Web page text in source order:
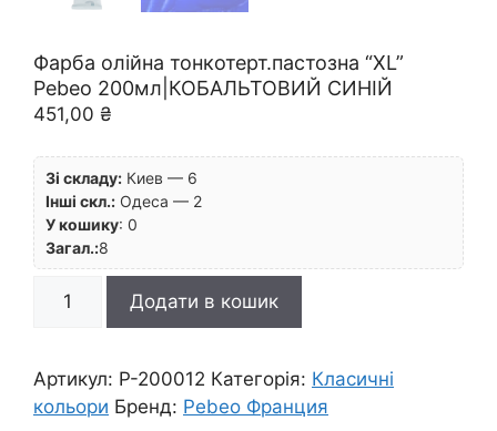
Фарба олійна тонкотерт.пастозна “XL”
Pebeo 200мл|КОБАЛЬТОВИЙ СИНІЙ
451,00 ₴
Зі складу: Киев — 6
Інші скл.: Одеса — 2
У кошику: 0
Загал.:8
Фарба
"XL"
Pebeo
Додати в кошик
Артикул: P-200012 Категорія: Класичні
кольори Бренд: Pebeo Франция